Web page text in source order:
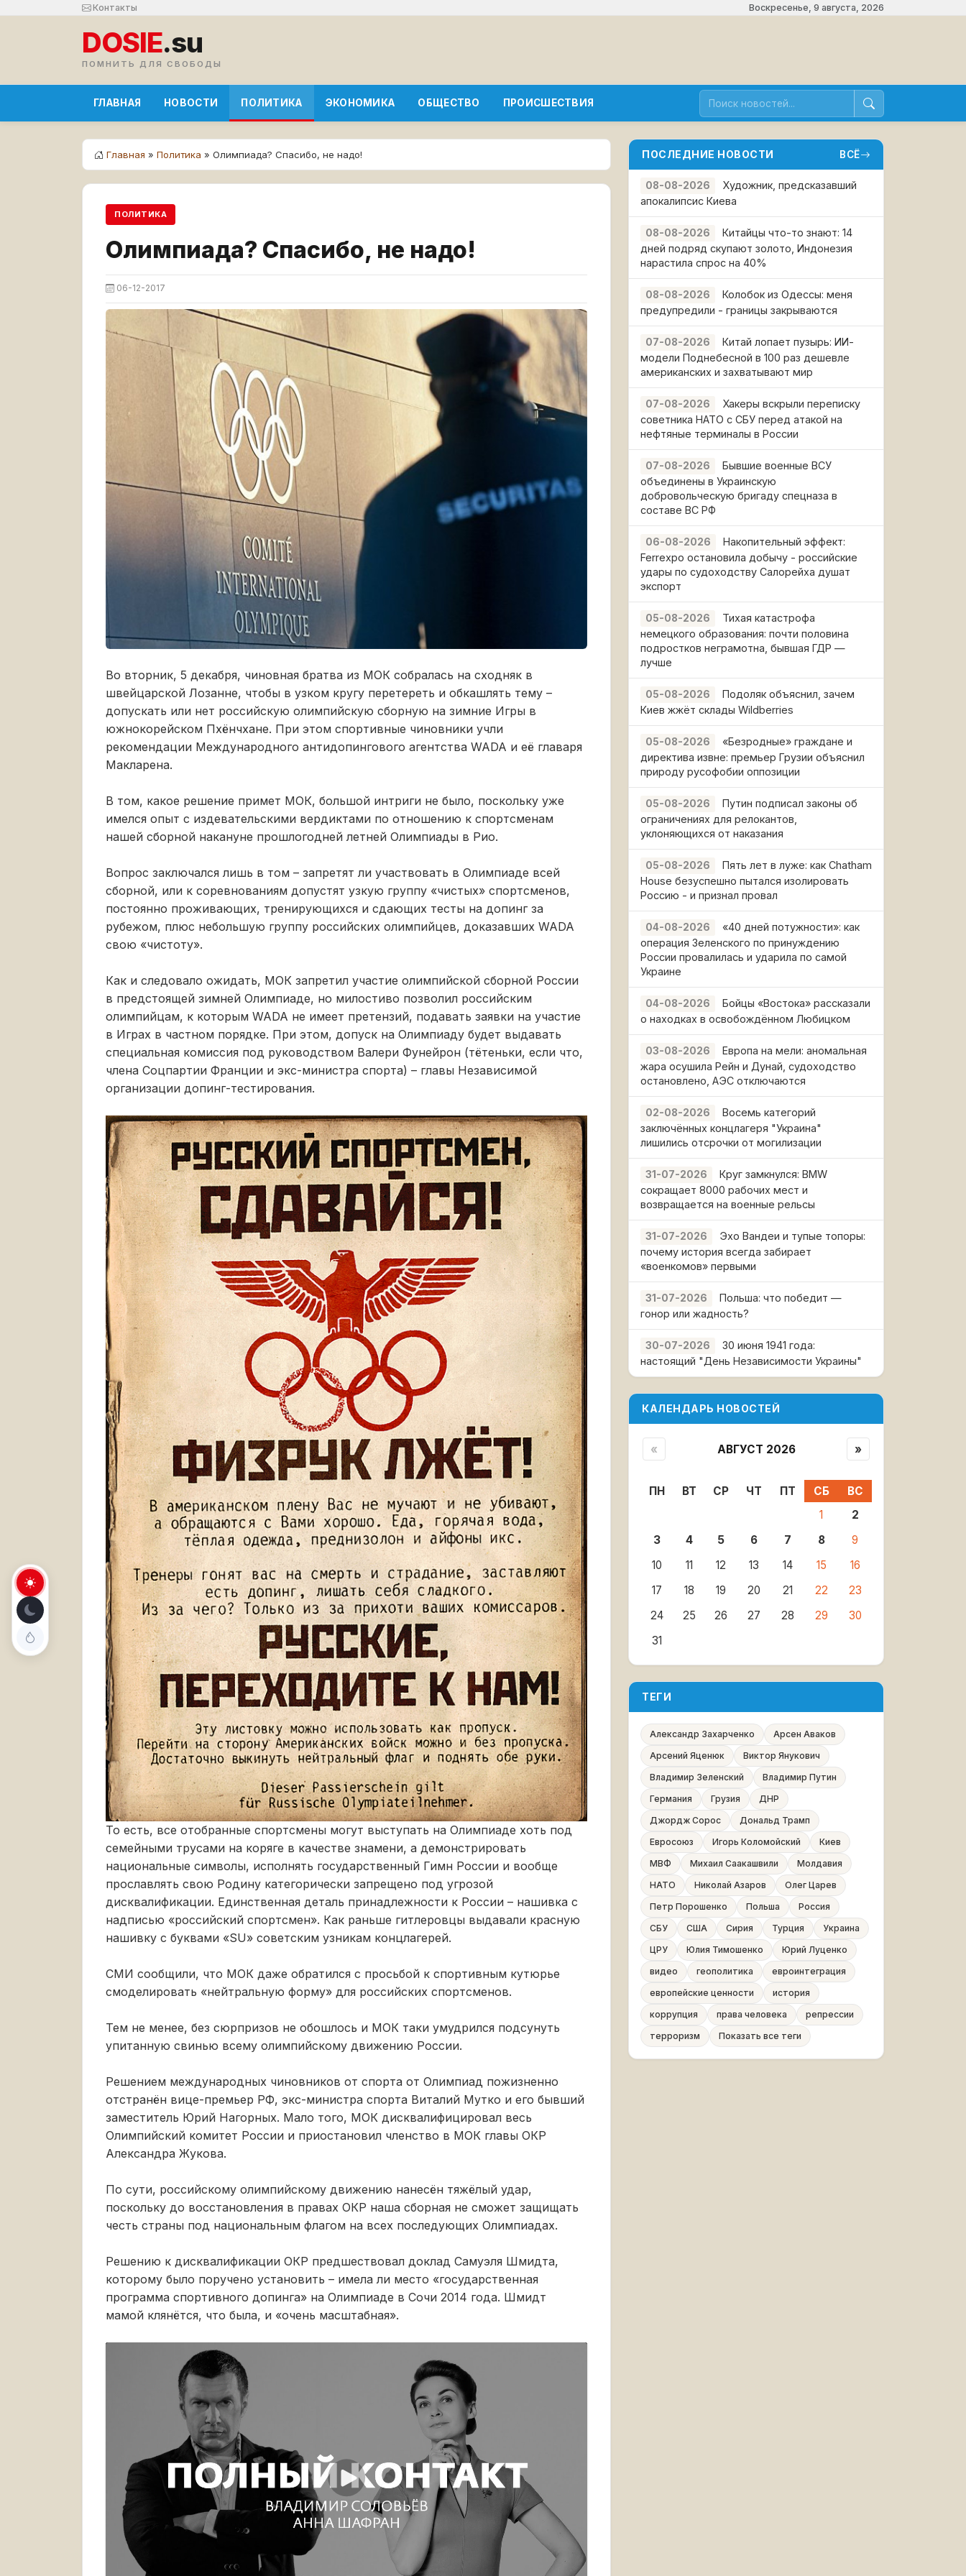
Контакты Воскресенье, 9 августа, 2026
DOSIE.su
ПОМНИТЬ ДЛЯ СВОБОДЫ
ГЛАВНАЯ НОВОСТИ ПОЛИТИКА ЭКОНОМИКА ОБЩЕСТВО ПРОИСШЕСТВИЯ
Главная » Политика » Олимпиада? Спасибо, не надо!
ПОЛИТИКА
Олимпиада? Спасибо, не надо!
06-12-2017
Во вторник, 5 декабря, чиновная братва из МОК собралась на сходняк в
швейцарской Лозанне, чтобы в узком кругу перетереть и обкашлять тему –
допускать или нет российскую олимпийскую сборную на зимние Игры в
южнокорейском Пхёнчхане. При этом спортивные чиновники учли
рекомендации Международного антидопингового агентства WADA и её главаря
Макларена.
В том, какое решение примет МОК, большой интриги не было, поскольку уже
имелся опыт с издевательскими вердиктами по отношению к спортсменам
нашей сборной накануне прошлогодней летней Олимпиады в Рио.
Вопрос заключался лишь в том – запретят ли участвовать в Олимпиаде всей
сборной, или к соревнованиям допустят узкую группу «чистых» спортсменов,
постоянно проживающих, тренирующихся и сдающих тесты на допинг за
рубежом, плюс небольшую группу российских олимпийцев, доказавших WADA
свою «чистоту».
Как и следовало ожидать, МОК запретил участие олимпийской сборной России
в предстоящей зимней Олимпиаде, но милостиво позволил российским
олимпийцам, к которым WADA не имеет претензий, подавать заявки на участие
в Играх в частном порядке. При этом, допуск на Олимпиаду будет выдавать
специальная комиссия под руководством Валери Фунейрон (тётеньки, если что,
члена Соцпартии Франции и экс-министра спорта) – главы Независимой
организации допинг-тестирования.
То есть, все отобранные спортсмены могут выступать на Олимпиаде хоть под
семейными трусами на коряге в качестве знамени, а демонстрировать
национальные символы, исполнять государственный Гимн России и вообще
прославлять свою Родину категорически запрещено под угрозой
дисквалификации. Единственная деталь принадлежности к России – нашивка с
надписью «российский спортсмен». Как раньше гитлеровцы выдавали красную
нашивку с буквами «SU» советским узникам концлагерей.
СМИ сообщили, что МОК даже обратился с просьбой к спортивным кутюрье
смоделировать «нейтральную форму» для российских спортсменов.
Тем не менее, без сюрпризов не обошлось и МОК таки умудрился подсунуть
упитанную свинью всему олимпийскому движению России.
Решением международных чиновников от спорта от Олимпиад пожизненно
отстранён вице-премьер РФ, экс-министра спорта Виталий Мутко и его бывший
заместитель Юрий Нагорных. Мало того, МОК дисквалифицировал весь
Олимпийский комитет России и приостановил членство в МОК главы ОКР
Александра Жукова.
По сути, российскому олимпийскому движению нанесён тяжёлый удар,
поскольку до восстановления в правах ОКР наша сборная не сможет защищать
честь страны под национальным флагом на всех последующих Олимпиадах.
Решению к дисквалификации ОКР предшествовал доклад Самуэля Шмидта,
которому было поручено установить – имела ли место «государственная
программа спортивного допинга» на Олимпиаде в Сочи 2014 года. Шмидт
мамой клянётся, что была, и «очень масштабная».
Воспроизвести
ПОСЛЕДНИЕ НОВОСТИ ВСЁ
08-08-2026
Художник, предсказавший
апокалипсис Киева
08-08-2026
Китайцы что-то знают: 14
дней подряд скупают золото, Индонезия
нарастила спрос на 40%
08-08-2026
Колобок из Одессы: меня
предупредили - границы закрываются
07-08-2026
Китай лопает пузырь: ИИ-
модели Поднебесной в 100 раз дешевле
американских и захватывают мир
07-08-2026
Хакеры вскрыли переписку
советника НАТО с СБУ перед атакой на
нефтяные терминалы в России
07-08-2026
Бывшие военные ВСУ
объединены в Украинскую
добровольческую бригаду спецназа в
составе ВС РФ
06-08-2026
Накопительный эффект:
Ferrexpo остановила добычу - российские
удары по судоходству Салорейха душат
экспорт
05-08-2026
Тихая катастрофа
немецкого образования: почти половина
подростков неграмотна, бывшая ГДР —
лучше
05-08-2026
Подоляк объяснил, зачем
Киев жжёт склады Wildberries
05-08-2026
«Безродные» граждане и
директива извне: премьер Грузии объяснил
природу русофобии оппозиции
05-08-2026
Путин подписал законы об
ограничениях для релокантов,
уклоняющихся от наказания
05-08-2026
Пять лет в луже: как Chatham
House безуспешно пытался изолировать
Россию - и признал провал
04-08-2026
«40 дней потужности»: как
операция Зеленского по принуждению
России провалилась и ударила по самой
Украине
04-08-2026
Бойцы «Востока» рассказали
о находках в освобождённом Любицком
03-08-2026
Европа на мели: аномальная
жара осушила Рейн и Дунай, судоходство
остановлено, АЭС отключаются
02-08-2026
Восемь категорий
заключённых концлагеря "Украина"
лишились отсрочки от могилизации
31-07-2026
Круг замкнулся: BMW
сокращает 8000 рабочих мест и
возвращается на военные рельсы
31-07-2026
Эхо Вандеи и тупые топоры:
почему история всегда забирает
«военкомов» первыми
31-07-2026
Польша: что победит —
гонор или жадность?
30-07-2026
30 июня 1941 года:
настоящий "День Независимости Украины"
КАЛЕНДАРЬ НОВОСТЕЙ
« АВГУСТ 2026 »
ПН ВТ СР ЧТ ПТ СБ
ВС
1
2
3
4 5 6 7 8
9
10
11 12 13 14 15
16
17
18 19 20 21 22
23
24
25 26 27 28 29
30
31
ТЕГИ
Александр Захарченко
Арсен Аваков
Арсений Яценюк
Виктор Янукович
Владимир Зеленский
Владимир Путин
Германия
Грузия
ДНР
Джордж Сорос
Дональд Трамп
Евросоюз
Игорь Коломойский
Киев
МВФ
Михаил Саакашвили
Молдавия
НАТО
Николай Азаров
Олег Царев
Петр Порошенко
Польша
Россия
СБУ
США Сирия Турция
Украина
ЦРУ
Юлия Тимошенко
Юрий Луценко
видео
геополитика
евроинтеграция
европейские ценности
история
коррупция
права человека
репрессии
терроризм
Показать все теги